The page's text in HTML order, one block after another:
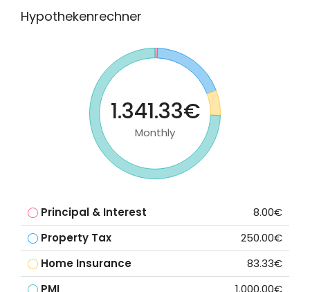
Hypothekenrechner
1.341.33€
Monthly
Principal & Interest
8.00€
Property Tax
250.00€
Home Insurance
83.33€
PMI
1.000.00€